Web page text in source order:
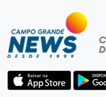
Campeonato
Remo busca empate
na zona de
Defesa diz que preso
só emprestou casa a